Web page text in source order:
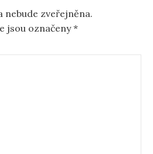
nebude zveřejněna.
jsou označeny*